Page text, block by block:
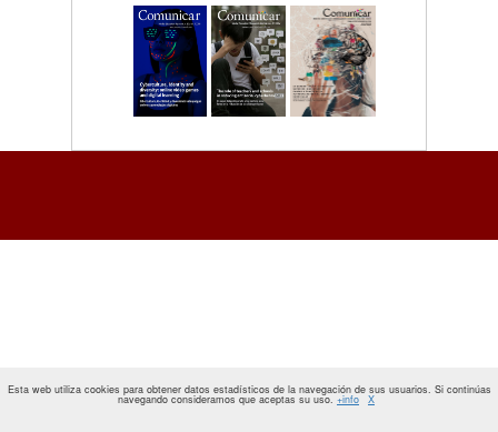
Esta web utiliza cookies para obtener datos estadísticos de la navegación de sus usuarios. Si continúas
navegando consideramos que aceptas su uso. +info X